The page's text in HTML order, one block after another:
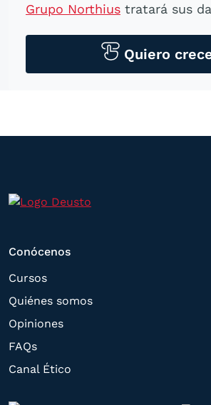
Grupo Northius tratará sus
tecnológicos, incluso
mensajería instantánea, con
otros directamente
correspondiente.
el
oferta de productos y
a su petición. Quedan
derechos de acceso,
rectificación, supresión,
limitación, tal y como se
Quiero
Conócenos
Cursos
Quiénes somos
Opiniones
FAQs
Canal Ético